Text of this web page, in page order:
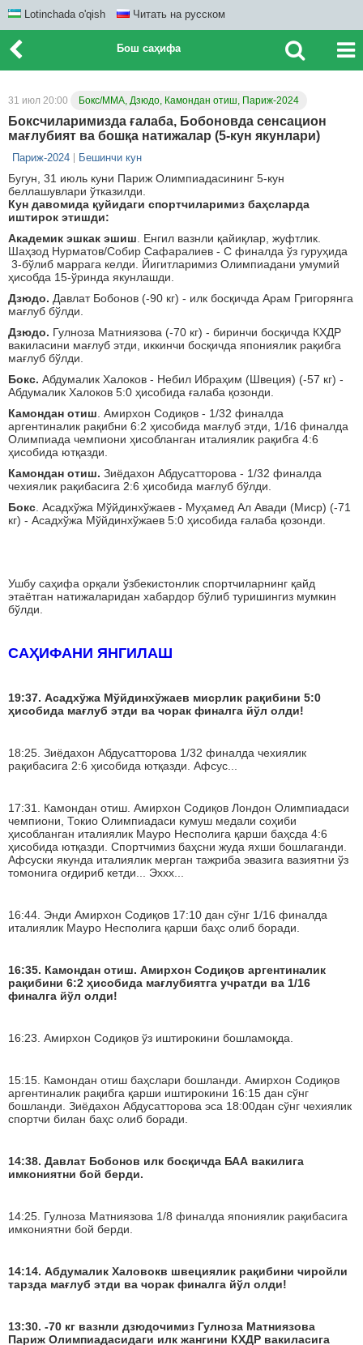
Lotinchada o'qish Читать на русском
Бош саҳифа
31 июл 20:00 Бокс/ММА, Дзюдо, Камондан отиш, Париж-2024
Боксчиларимизда ғалаба, Бобоновда сенсацион
мағлубият ва бошқа натижалар (5-кун якунлари)
Париж-2024 Бешинчи кун
Бугун, 31 июль куни Париж Олимпиадасининг 5-кун
беллашувлари ўтказилди.
Кун давомида қуйидаги спортчиларимиз баҳсларда
иштирок этишди:
Академик эшкак эшиш . Енгил вазнли қайиқлар, жуфтлик.
Шаҳзод Нурматов/Собир Сафаралиев - С финалда ўз гуруҳида
3-бўлиб маррага келди. Йигитларимиз Олимпиадани умумий
ҳисобда 15-ўринда якунлашди.
Дзюдо. Давлат Бобонов (-90 кг) - илк босқичда Арам Григорянга
мағлуб бўлди.
Дзюдо. Гулноза Матниязова (-70 кг) - биринчи босқичда КХДР
вакиласини мағлуб этди, иккинчи босқичда япониялик рақибга
мағлуб бўлди.
Бокс. Абдумалик Халоков - Небил Ибраҳим (Швеция) (-57 кг) -
Абдумалик Халоков 5:0 ҳисобида ғалаба қозонди.
Камондан отиш . Амирхон Содиқов - 1/32 финалда
аргентиналик рақибни 6:2 ҳисобида мағлуб этди, 1/16 финалда
Олимпиада чемпиони ҳисобланган италиялик рақибга 4:6
ҳисобида ютқазди.
Камондан отиш. Зиёдахон Абдусатторова - 1/32 финалда
чехиялик рақибасига 2:6 ҳисобида мағлуб бўлди.
Бокс . Асадхўжа Мўйдинхўжаев - Муҳамед Ал Авади (Миср) (-71
кг) - Асадхўжа Мўйдинхўжаев 5:0 ҳисобида ғалаба қозонди.
Ушбу саҳифа орқали ўзбекистонлик спортчиларнинг қайд
этаётган натижаларидан хабардор бўлиб туришингиз мумкин
бўлди.
САҲИФАНИ ЯНГИЛАШ
19:37. Асадхўжа Мўйдинхўжаев мисрлик рақибини 5:0
ҳисобида мағлуб этди ва чорак финалга йўл олди!
18:25. Зиёдахон Абдусатторова 1/32 финалда чехиялик
рақибасига 2:6 ҳисобида ютқазди. Афсус...
17:31. Камондан отиш. Амирхон Содиқов Лондон Олимпиадаси
чемпиони, Токио Олимпиадаси кумуш медали соҳиби
ҳисобланган италиялик Мауро Несполига қарши баҳсда 4:6
ҳисобида ютқазди. Спортчимиз баҳсни жуда яхши бошлаганди.
Афсуски якунда италиялик мерган тажриба эвазига вазиятни ўз
томонига оғдириб кетди... Эххх...
16:44. Энди Амирхон Содиқов 17:10 дан сўнг 1/16 финалда
италиялик Мауро Несполига қарши баҳс олиб боради.
16:35. Камондан отиш. Амирхон Содиқов аргентиналик
рақибини 6:2 ҳисобида мағлубиятга учратди ва 1/16
финалга йўл олди!
16:23. Амирхон Содиқов ўз иштирокини бошламоқда.
15:15. Камондан отиш баҳслари бошланди. Амирхон Содиқов
аргентиналик рақибга қарши иштирокини 16:15 дан сўнг
бошланди. Зиёдахон Абдусатторова эса 18:00дан сўнг чехиялик
спортчи билан баҳс олиб боради.
14:38. Давлат Бобонов илк босқичда БАА вакилига
имкониятни бой берди.
14:25. Гулноза Матниязова 1/8 финалда япониялик рақибасига
имкониятни бой берди.
14:14. Абдумалик Халовокв швециялик рақибини чиройли
тарзда мағлуб этди ва чорак финалга йўл олди!
13:30. -70 кг вазнли дзюдочимиз Гулноза Матниязова
Париж Олимпиадасидаги илк жангини КХДР вакиласига